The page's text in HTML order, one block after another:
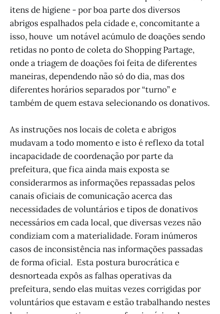
itens de higiene - por boa parte dos diversos
abrigos espalhados pela cidade e, concomitante a
isso, houve um notável acúmulo de doações sendo
retidas no ponto de coleta do Shopping Partage,
onde a triagem de doações foi feita de diferentes
maneiras, dependendo não só do dia, mas dos
diferentes horários separados por “turno” e
também de quem estava selecionando os donativos.
As instruções nos locais de coleta e abrigos
mudavam a todo momento e isto é reflexo da total
incapacidade de coordenação por parte da
prefeitura, que fica ainda mais exposta se
considerarmos as informações repassadas pelos
canais oficiais de comunicação acerca das
necessidades de voluntários e tipos de donativos
necessários em cada local, que diversas vezes não
condiziam com a materialidade. Foram inúmeros
casos de inconsistência nas informações passadas
de forma oficial. Esta postura burocrática e
desnorteada expôs as falhas operativas da
prefeitura, sendo elas muitas vezes corrigidas por
voluntários que estavam e estão trabalhando nestes